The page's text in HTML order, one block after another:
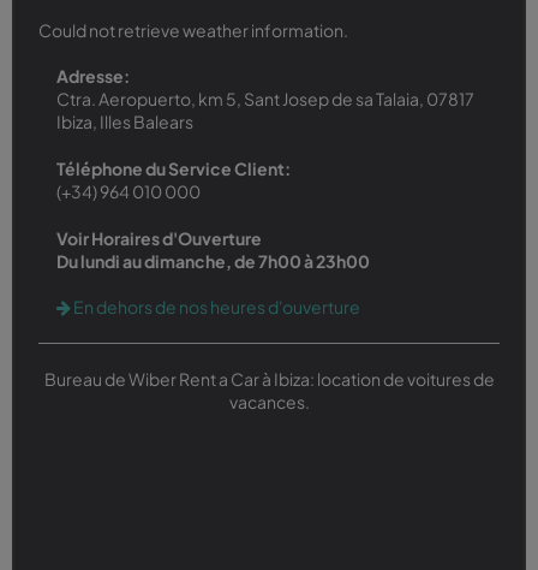
Could not retrieve weather information.
Adresse:
Ctra. Aeropuerto, km 5, Sant Josep de sa Talaia, 07817
Ibiza, Illes Balears
Téléphone du Service Client:
(+34) 964 010 000
Voir Horaires d'Ouverture
Du lundi au dimanche, de 7h00 à 23h00
En dehors de nos heures d'ouverture
Bureau de Wiber Rent a Car à Ibiza: location de voitures de
vacances.